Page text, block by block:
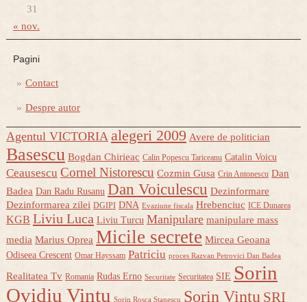
31
« nov.
Pagini
Contact
Despre autor
Agentul VICTORIA alegeri 2009 Avere de politician
Basescu Bogdan Chirieac Calin Popescu Tariceanu Catalin Voicu
Ceausescu Cornel Nistorescu Cozmin Gusa Crin Antonescu Dan
Badea Dan Radu Rusanu Dan Voiculescu Dezinformare
Dezinformarea zilei DGIPI DNA Evaziune fiscala Hrebenciuc ICE Dunarea
KGB Liviu Luca Liviu Turcu Manipulare manipulare mass
media Marius Oprea Micile secrete Mircea Geoana
Odiseea Crescent Omar Hayssam Patriciu proces Razvan Petrovici Dan Badea
Realitatea Tv Romania Rudas Erno Securitate Securitatea SIE Sorin
Ovidiu Vintu Sorin Rosca Stanescu Sorin Vintu SRI